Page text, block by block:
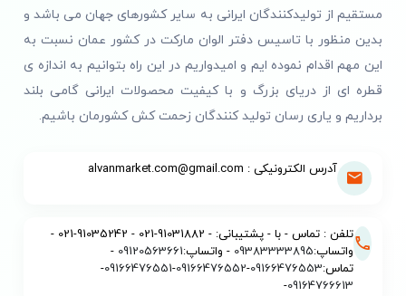
مستقیم از تولیدکنندگان ایرانی به سایر کشورهای جهان می باشد و
بدین منظور با تاسیس دفتر الوان مارکت در کشور عمان نسبت به
این مهم اقدام نموده ایم و امیدواریم در این راه بتوانیم به اندازه ی
قطره ای از دریای بزرگ و با کیفیت محصولات ایرانی گامی بلند
برداریم و یاری رسان تولید کنندگان زحمت کش کشورمان باشیم.
آدرس الکترونیکی : alvanmarket.com@gmail.com
تلفن : تماس - با - پشتیبانی: - 91031882-021 - 91035242-021 -
واتساپ:09383333895 - واتساپ:09120563661
-
تماس:09166476553
-
09166476552
-
09166476551
-
09164766613
-